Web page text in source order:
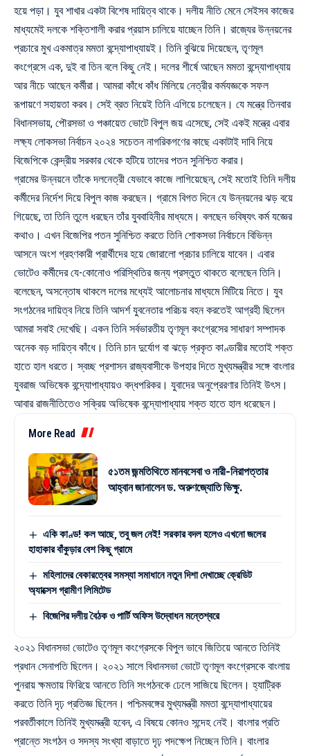
হয়ে পড়া। যুব শাখার একটা বিশেষ দায়িত্ব থাকে। দলীয় নীতি মেনে সেইসব কাজের
মাধ্যমেই দলকে শক্তিশালী করার প্রয়াস চালিয়ে যাচ্ছেন তিনি। রাজ্যের উন্নয়নের
প্রচারে মুখ একমাত্র মমতা বন্দ্যোপাধ্যায়ই। তিনি বুঝিয়ে দিয়েছেন, তৃণমূল
কংগ্রেসে এক, দুই বা তিন বলে কিছু নেই। দলের শীর্ষে আছেন মমতা বন্দ্যোপাধ্যায়
আর নীচে আছেন কর্মীরা। আমরা কাঁধে কাঁধ মিলিয়ে নেত্রীর কর্মযজ্ঞকে সফল
রূপায়ণে সহায়তা করব। সেই ব্রত নিয়েই তিনি এগিয়ে চলেছেন। যে মন্ত্রে তিনবার
বিধানসভায়, পৌরসভা ও পঞ্চায়েত ভোটে বিপুল জয় এসেছে, সেই একই মন্ত্রে এবার
লক্ষ্য লোকসভা নির্বাচন ২০২৪ সচেতন নাগরিকগণের কাছে একাটাই দাবি নিয়ে
বিজেপিকে কেন্দ্রীয় সরকার থেকে হটিয়ে তাদের পতন সুনিশ্চিত করার।
গ্রামের উন্নয়নে তাঁকে দলনেত্রী যেভাবে কাজে লাগিয়েছেন, সেই মতোই তিনি দলীয়
কর্মীদের নির্দেশ দিয়ে বিপুল কাজ করছেন। গ্রামে বিগত দিনে যে উন্নয়নের ঝড় বয়ে
গিয়েছে, তা তিনি তুলে ধরছেন তাঁর যুববাহিনীর মাধ্যমে। বলছেন ভবিষ্যৎ কর্ম যজ্ঞের
কথাও। এখন বিজেপির পতন সুনিশ্চিত করতে তিনি শোকসভা নির্বাচনে বিভিন্ন
আসনে অংশ গ্রহণকারী প্রার্থীদের হয়ে জোরালো প্রচার চালিয়ে যাবেন। এবার
ভোটেও কর্মীদের যে-কোনোও পরিস্থিতির জন্য প্রস্তুত থাকতে বলেছেন তিনি।
বলেছেন, অসন্তোষ থাকলে দলের মধ্যেই আলোচনার মাধ্যমে মিটিয়ে নিতে। যুব
সংগঠনের দায়িত্ব নিয়ে তিনি আদর্শ যুবনেতার পরিচয় বহন করতেই আগ্রহী ছিলেন
আমরা সবাই দেখেছি। একন তিনি সর্বভারতীয় তৃণমূল কংগ্রেসের সাধারণ সম্পাদক
অনেক বড় দায়িত্ব কাঁধে। তিনি চান দুর্যোগ বা ঝড়ে প্রকৃত কাণ্ডারীর মতোই শক্ত
হাতে হাল ধরতে। স্বচ্ছ প্রশাসন রাজ্যবাসীকে উপহার দিতে মুখ্যমন্ত্রীর সঙ্গে বাংলার
যুবরাজ অভিষেক বন্দ্যোপাধ্যায়ও বদ্ধপরিকর। যুবাদের অনুপ্রেরণার তিনিই উৎস।
আবার রাজনীতিতেও সক্রিয় অভিষেক বন্দ্যোপাধ্যায় শক্ত হাতে হাল ধরেছেন।
More Read
৫১তম জন্মতিথিতে মানবসেবা ও নারী-নিরাপত্তার
আহ্বান জানালেন ড. অরুণজ্যোতি ভিক্ষু.
একি কাণ্ড! কল আছে, তবু জল নেই! সরকার বদল হলেও এখনো জলের
হাহাকার বাঁকুড়ার বেশ কিছু গ্রামে
মহিলাদের বেকারত্বের সমস্যা সমাধানে নতুন দিশা দেখাচ্ছে ক্রেডিট
অ্যাক্সেস গ্রামীণ লিমিটেড
বিজেপির দলীয় বৈঠক ও পার্টি অফিস উদ্বোধন মন্তেশ্বরে
২০২১ বিধানসভা ভোটেও তৃণমূল কংগ্রেসকে বিপুল ভাবে জিতিয়ে আনতে তিনিই
প্রধান সেনাপতি ছিলেন। ২০২১ সালে বিধানসভা ভোটে তৃণমূল কংগ্রেসকে বাংলায়
পুনরায় ক্ষমতায় ফিরিয়ে আনতে তিনি সংগঠনকে ঢেলে সাজিয়ে ছিলেন। হ্যাট্রিক
করতে তিনি দৃঢ় প্রতিজ্ঞ ছিলেন। পশ্চিমবঙ্গের মুখ্যমন্ত্রী মমতা বন্দ্যোপাধ্যায়ের
পরবর্তীকালে তিনিই মুখ্যমন্ত্রী হবেন, এ বিষয়ে কোনও সন্দেহ নেই। বাংলার প্রতি
প্রান্তে সংগঠন ও সদস্য সংখ্যা বাড়াতে দৃঢ় পদক্ষেপ নিচ্ছেন তিনি। বাংলার